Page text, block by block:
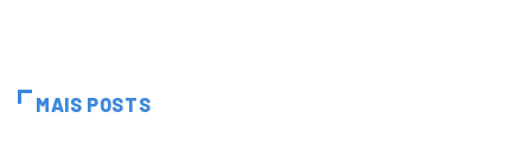
MAIS POSTS